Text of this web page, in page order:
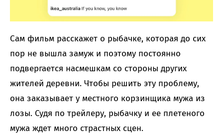
Сам фильм расскажет о рыбачке, которая до сих
пор не вышла замуж и поэтому постоянно
подвергается насмешкам со стороны других
жителей деревни. Чтобы решить эту проблему,
она заказывает у местного корзинщика мужа из
лозы. Судя по трейлеру, рыбачку и ее плетеного
мужа ждет много страстных сцен.